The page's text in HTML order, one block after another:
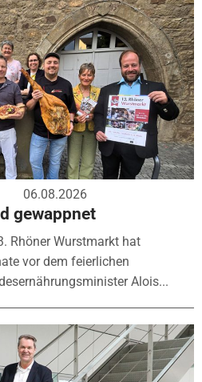
06.08.2026
gewappnet
Rhöner Wurstmarkt hat
vor dem feierlichen
Alois...